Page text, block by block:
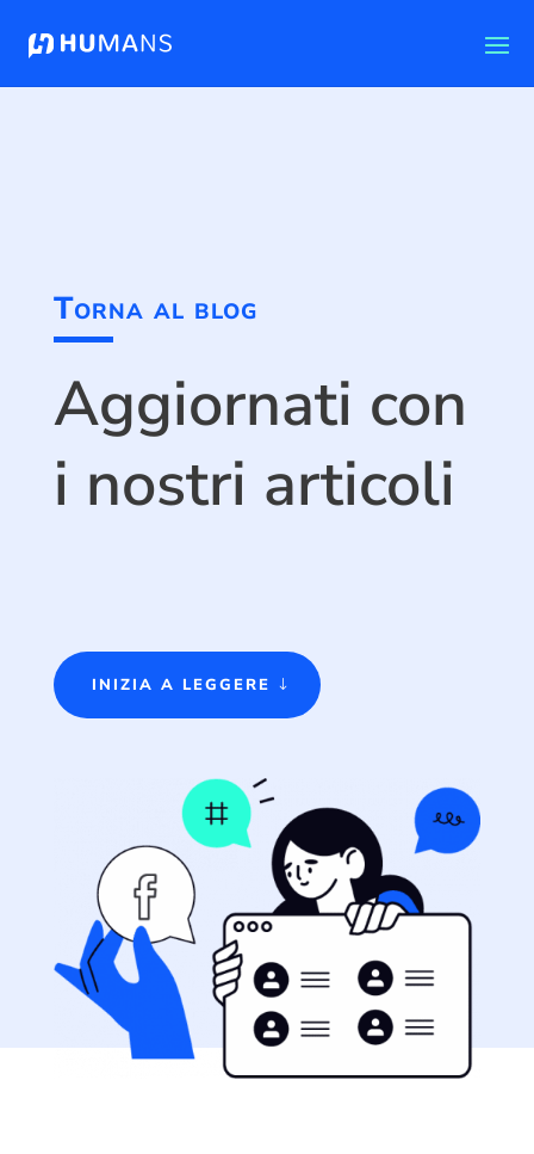
Torna al blog
Aggiornati con
i nostri articoli
INIZIA A LEGGERE